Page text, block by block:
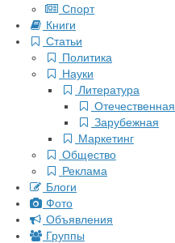
Спорт
Книги
Статьи
Политика
Науки
Литература
Отечественная
Зарубежная
Маркетинг
Общество
Реклама
Блоги
Фото
Объявления
Группы